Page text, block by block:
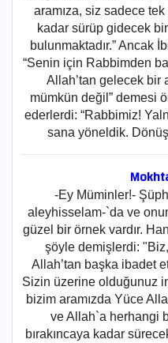
aramıza, siz sadece
kadar sürüp gidecek
bulunmaktadır.” Ancak
“Senin için Rabbimden
Allah’tan gelecek bir
mümkün değil” demesi
ederlerdi: “Rab­bi­miz!
sana yöneldik.
-Ey Müminler!-
aleyhisselam-`da ve
güzel bir örnek vardır.
şöyle demişlerdi:
Allah’tan başka ibadet
Sizin üzerine olduğunuz
bizim aramızda Yüce
ve Allah`a herhangi
bırakıncaya kadar